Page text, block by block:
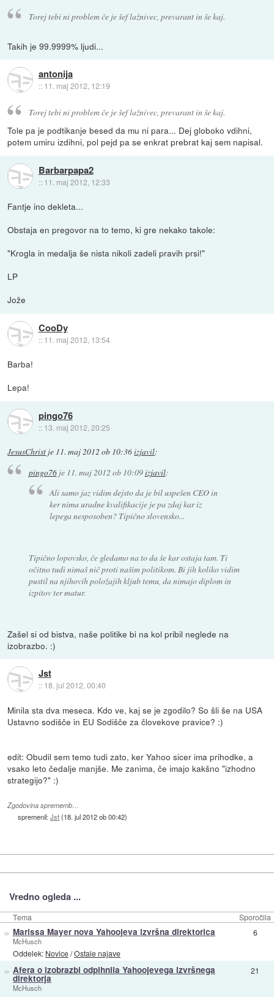
Torej tebi ni problem če je šef lažnivec, prevarant in še kaj.
Takih je 99.9999% ljudi...
antonija
:: 11. maj 2012, 12:19
Torej tebi ni problem če je šef lažnivec, prevarant in še kaj.
Tole pa je podtikanje besed da mu ni para... Dej globoko vdihni,
potem umiru izdihni, pol pejd pa se enkrat prebrat kaj sem napisal.
Barbarpapa2
:: 11. maj 2012, 12:33
Fantje ino dekleta...
Obstaja en pregovor na to temo, ki gre nekako takole:
"Krogla in medalja še nista nikoli zadeli pravih prsi!"
LP
Jože
CooDy
:: 11. maj 2012, 13:54
Barba!
Lepa!
pingo76
:: 13. maj 2012, 20:25
JesusChrist je 11. maj 2012 ob 10:36izjavil:
pingo76je 11. maj 2012 ob 10:09izjavil:
Ali samo jaz vidim dejsto da je bil uspešen CEO in
ker nima uradne kvalifikacije je pa zdaj kar iz
lepega nesposoben? Tipično slovensko...
Tipično lopovsko, če gledamo na to da še kar ostaja tam. Ti
očitno tudi nimaš nič proti našim politikom. Bi jih koliko vidim
pustil na njihovih položajih kljub temu, da nimajo diplom in
izpitov ter matur.
Zašel si od bistva, naše politike bi na kol pribil neglede na
izobrazbo. :)
Jst
:: 18. jul 2012, 00:40
Minila sta dva meseca. Kdo ve, kaj se je zgodilo? So šli še na USA
Ustavno sodišče in EU Sodišče za človekove pravice? :)
edit: Obudil sem temo tudi zato, ker Yahoo sicer ima prihodke, a
vsako leto čedalje manjše. Me zanima, če imajo kakšno "izhodno
strategijo?" :)
Zgodovina sprememb…
spremenil:Jst(18. jul 2012 ob 00:42)
Vredno ogleda ...
Tema Sporočila
» Marissa Mayer nova Yahoojeva izvršna direktorica
McHusch
Oddelek: Novice/Ostale najave
6
» Afera o izobrazbi odpihnila Yahoojevega izvršnega
direktorja
McHusch
21